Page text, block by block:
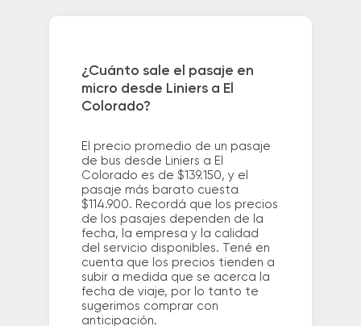
¿Cuánto sale el pasaje en
micro desde Liniers a El
Colorado?
El precio promedio de un pasaje
de bus desde Liniers a El
Colorado es de $139.150, y el
pasaje más barato cuesta
$114.900. Recordá que los precios
de los pasajes dependen de la
fecha, la empresa y la calidad
del servicio disponibles. Tené en
cuenta que los precios tienden a
subir a medida que se acerca la
fecha de viaje, por lo tanto te
sugerimos comprar con
anticipación.